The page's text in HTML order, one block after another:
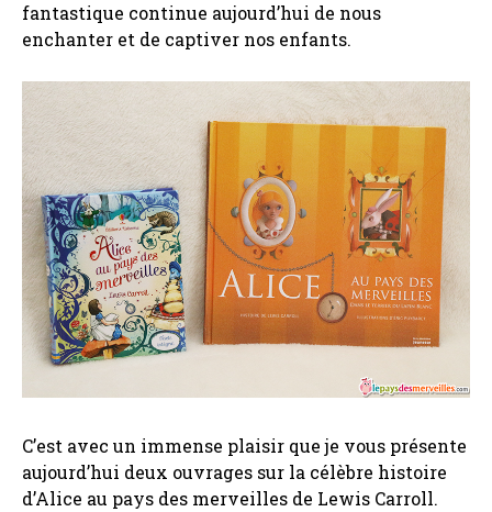
fantastique continue aujourd’hui de nous
enchanter et de captiver nos enfants.
C’est avec un immense plaisir que je vous présente
aujourd’hui deux ouvrages sur la célèbre histoire
d’Alice au pays des merveilles de Lewis Carroll.